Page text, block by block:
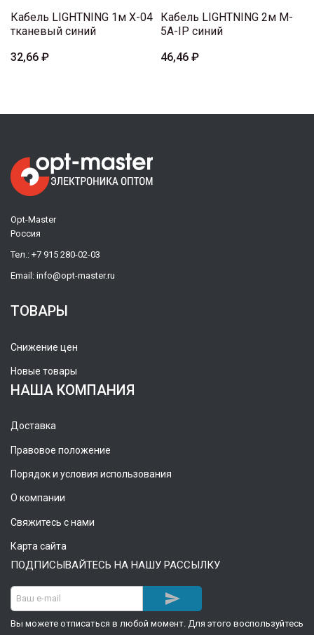
Кабель LIGHTNING 1м X-04
тканевый синий
32,66 ₽
Кабель LIGHTNING 2м M-
5A-IP синий
46,46 ₽
Opt-Master
Россия
Тел.: +7 915 280-02-03
Email: info@opt-master.ru
ТОВАРЫ
Снижение цен
Новые товары
НАША КОМПАНИЯ
Доставка
Правовое положение
Порядок и условия использования
О компании
Свяжитесь с нами
Карта сайта
ПОДПИСЫВАЙТЕСЬ НА НАШУ РАССЫЛКУ

Вы можете отписаться в любой момент. Для этого воспользуйтесь